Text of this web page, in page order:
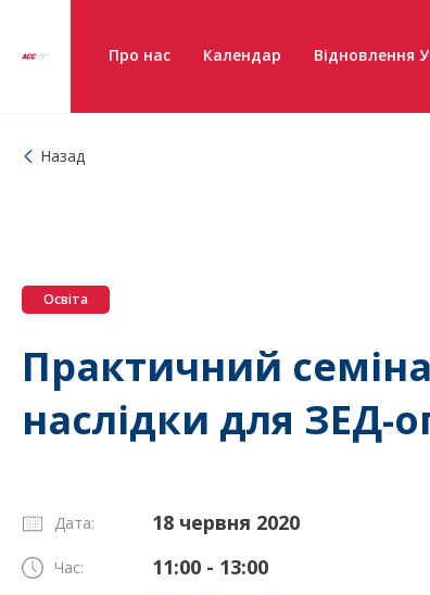
Про нас Календар Відновлення
Назад
Освіта
Практичний
наслідки для ЗЕД-
Дата: 18 червня 2020
Час: 11:00 - 13:00